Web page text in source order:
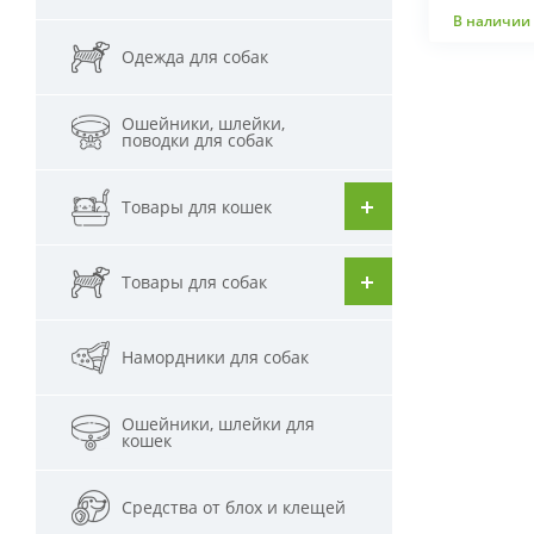
Одежда для собак
Ошейники, шлейки,
поводки для собак
Товары для кошек
Товары для собак
Намордники для собак
Ошейники, шлейки для
кошек
Средства от блох и клещей
В
В наличии